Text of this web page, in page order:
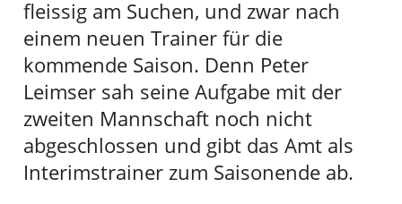
fleissig am Suchen, und zwar nach
einem neuen Trainer für die
kommende Saison. Denn Peter
Leimser sah seine Aufgabe mit der
zweiten Mannschaft noch nicht
abgeschlossen und gibt das Amt als
Interimstrainer zum Saisonende ab.